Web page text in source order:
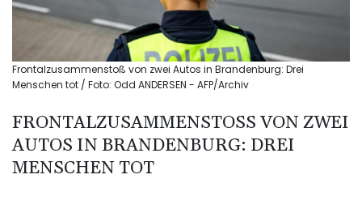
Frontalzusammenstoß von zwei Autos in Brandenburg: Drei
Menschen tot / Foto: Odd ANDERSEN - AFP/Archiv
FRONTALZUSAMMENSTOSS VON ZWEI A
UTOS IN BRANDENBURG: DREI M
ENSCHEN TOT